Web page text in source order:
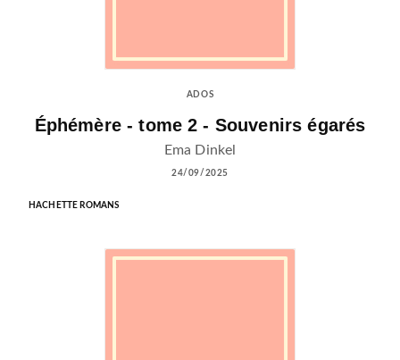
ADOS
Éphémère - tome 2 - Souvenirs égarés
Ema Dinkel
24/09/2025
HACHETTE ROMANS